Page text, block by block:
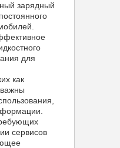
зарядный
для
как
сервисов